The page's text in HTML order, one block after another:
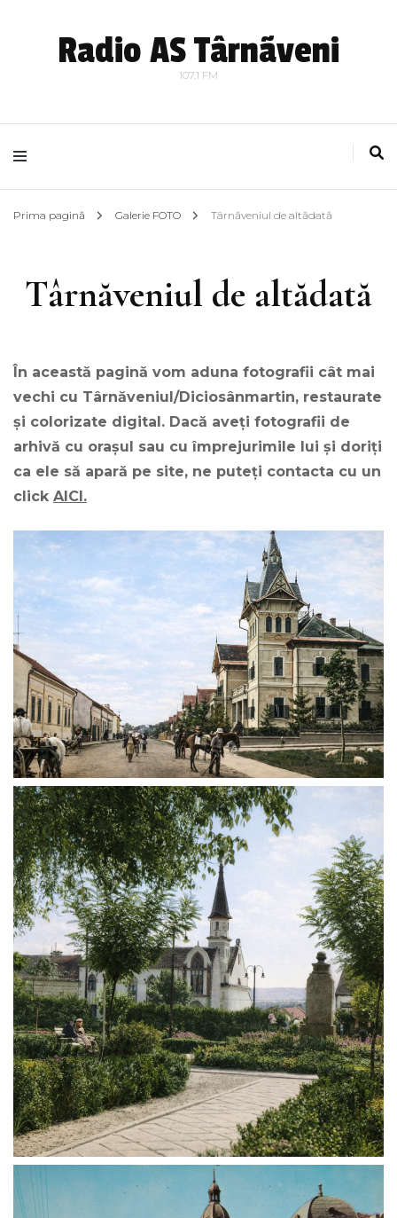
Radio AS Târnãveni
107,1 FM
Prima pagină Galerie FOTO Târnăveniul de altădată
Târnăveniul de altădată
În această pagină vom aduna fotografii cât mai
vechi cu Târnăveniul/Diciosânmartin, restaurate
și colorizate digital. Dacă aveți fotografii de
arhivă cu orașul sau cu împrejurimile lui și doriți
ca ele să apară pe site, ne puteți contacta cu un
click AICI.